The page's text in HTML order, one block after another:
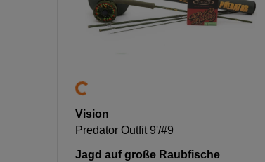
Vision
Predator Outfit 9'/#9
Jagd auf große Raubfische